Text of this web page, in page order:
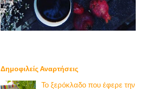
Δημοφιλείς Αναρτήσεις
Το ξερόκλαδο που έφερε την